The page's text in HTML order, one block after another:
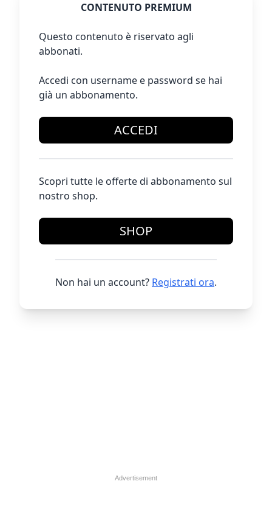
CONTENUTO PREMIUM
Questo contenuto è riservato agli
abbonati.
Accedi con username e password se hai
già un abbonamento.
ACCEDI
Scopri tutte le offerte di abbonamento sul
nostro shop.
SHOP
Non hai un account? Registrati ora.